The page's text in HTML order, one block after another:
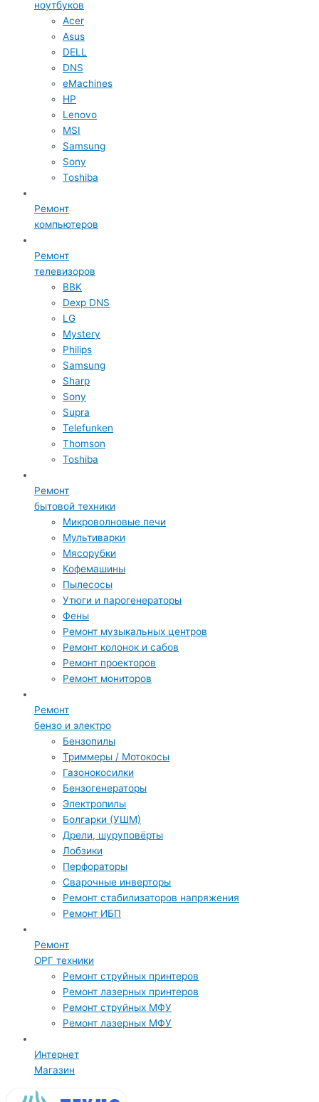
ноутбуков
Acer
Asus
DELL
DNS
eMachines
HP
Lenovo
MSI
Samsung
Sony
Toshiba
Ремонт
компьютеров
Ремонт
телевизоров
BBK
Dexp DNS
LG
Mystery
Philips
Samsung
Sharp
Sony
Supra
Telefunken
Thomson
Toshiba
Ремонт
бытовой техники
Микроволновые печи
Мультиварки
Мясорубки
Кофемашины
Пылесосы
Утюги и парогенераторы
Фены
Ремонт музыкальных центров
Ремонт колонок и сабов
Ремонт проекторов
Ремонт мониторов
Ремонт
бензо и электро
Бензопилы
Триммеры / Мотокосы
Газонокосилки
Бензогенераторы
Электропилы
Болгарки (УШМ)
Дрели, шуруповёрты
Лобзики
Перфораторы
Сварочные инверторы
Ремонт стабилизаторов напряжения
Ремонт ИБП
Ремонт
ОРГ техники
Ремонт струйных принтеров
Ремонт лазерных принтеров
Ремонт струйных МФУ
Ремонт лазерных МФУ
Интернет
Магазин